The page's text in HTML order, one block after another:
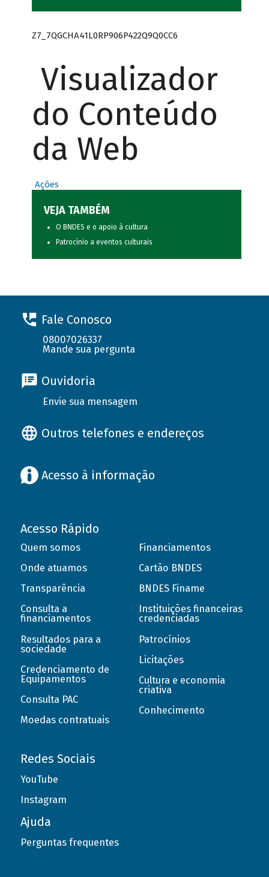
Z7_7QGCHA41L0RP906P422Q9Q0CC6
Visualizador
do Conteúdo
da Web
Ações
VEJA TAMBÉM
O BNDES e o apoio à cultura
Patrocínio a eventos culturais
Fale Conosco
08007026337
Mande sua pergunta
Ouvidoria
Envie sua mensagem
Outros telefones e endereços
Acesso à informação
Acesso Rápido
Quem somos
Onde atuamos
Transparência
Consulta a
financiamentos
Resultados para a
sociedade
Credenciamento de
Equipamentos
Consulta PAC
Moedas contratuais
Financiamentos
Cartão BNDES
BNDES Finame
Instituições financeiras
credenciadas
Patrocínios
Licitações
Cultura e economia
criativa
Conhecimento
Redes Sociais
YouTube
Instagram
Ajuda
Perguntas frequentes